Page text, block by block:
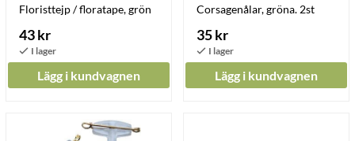
Floristtejp / floratape, grön
43 kr
Lägg i kundvagnen
Corsagenålar, gröna. 2st
35 kr
Lägg i kundvagnen